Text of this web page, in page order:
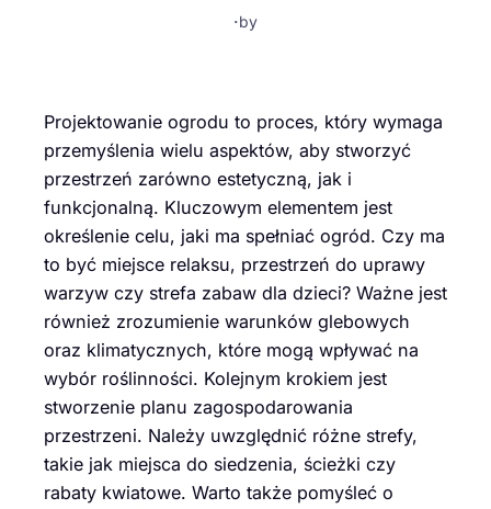
·by
Projektowanie ogrodu to proces, który wymaga
przemyślenia wielu aspektów, aby stworzyć
przestrzeń zarówno estetyczną, jak i
funkcjonalną. Kluczowym elementem jest
określenie celu, jaki ma spełniać ogród. Czy ma
to być miejsce relaksu, przestrzeń do uprawy
warzyw czy strefa zabaw dla dzieci? Ważne jest
również zrozumienie warunków glebowych
oraz klimatycznych, które mogą wpływać na
wybór roślinności. Kolejnym krokiem jest
stworzenie planu zagospodarowania
przestrzeni. Należy uwzględnić różne strefy,
takie jak miejsca do siedzenia, ścieżki czy
rabaty kwiatowe. Warto także pomyśleć o